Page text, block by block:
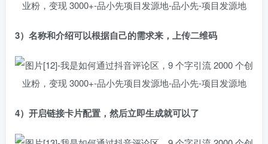
3）名称和介绍可以根据自己的需求来，上传二维码
4）开启链接卡片配置，然后立即生成就可以了